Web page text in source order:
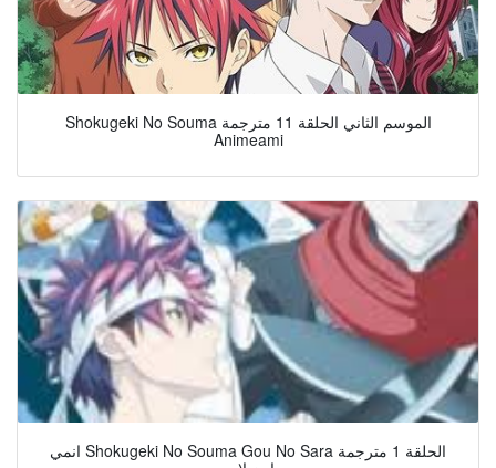
Shokugeki No Souma الموسم الثاني الحلقة 11 مترجمة
Animeami
انمي Shokugeki No Souma Gou No Sara الحلقة 1 مترجمة